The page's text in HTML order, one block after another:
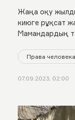
Жаңа оқу
киюге рұқсат
Мамандардың
Права человека
07.09.2023, 02:00